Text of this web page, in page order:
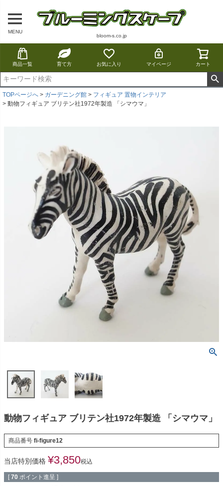
MENU
bloom-s.co.jp
商品一覧 育て方 お気に入り マイページ カート
TOPページへ ガーデニング館
フィギュア 置物インテリア
動物フィギュア ブリテン社1972年製造 「シマウマ」
動物フィギュア ブリテン社1972年製造 「シマウマ」
商品番号 fi-figure12
当店特別価格 ¥3,850税込
[ 70 ポイント進呈 ]